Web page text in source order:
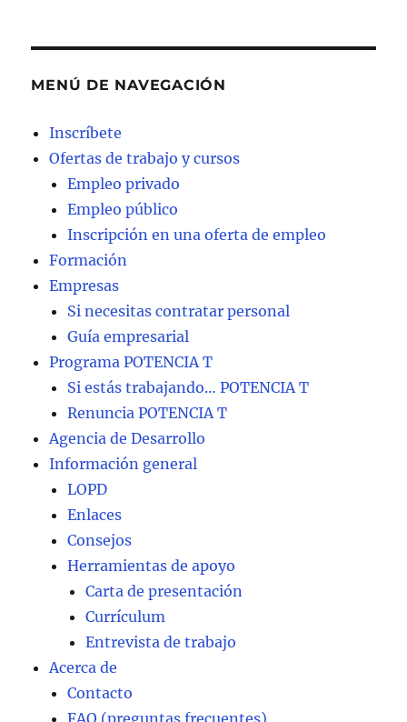
MENÚ DE NAVEGACIÓN
Inscríbete
Ofertas de trabajo y cursos
Empleo privado
Empleo público
Inscripción en una oferta de empleo
Formación
Empresas
Si necesitas contratar personal
Guía empresarial
Programa POTENCIA T
Si estás trabajando… POTENCIA T
Renuncia POTENCIA T
Agencia de Desarrollo
Información general
LOPD
Enlaces
Consejos
Herramientas de apoyo
Carta de presentación
Currículum
Entrevista de trabajo
Acerca de
Contacto